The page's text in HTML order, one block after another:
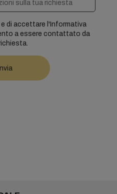
di accettare l'Informativa
a essere contattato da